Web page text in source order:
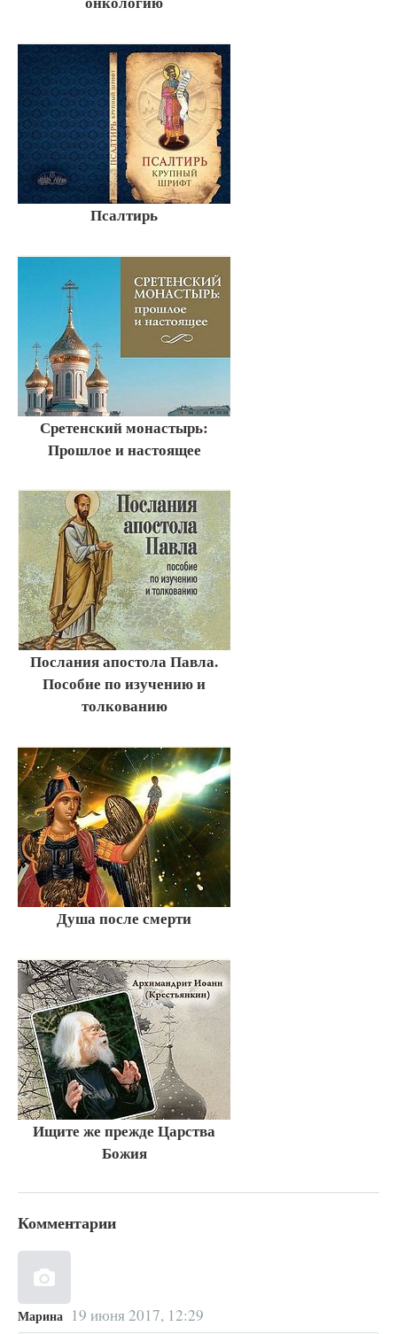
Псалтирь
Сретенский монастырь:
Прошлое и настоящее
Послания апостола Павла.
Пособие по изучению и
толкованию
Душа после смерти
Ищите же прежде Царства
Божия
Комментарии
Марина 19 июня 2017, 12:29